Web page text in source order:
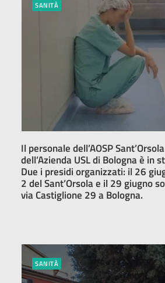
SANITÀ
Il personale dell’AOSP
dell’Azienda USL di Bologna è in
Due i presidi organizzati: il 26
2 del Sant’Orsola e il 29 giugno
via Castiglione 29 a Bologna.
SANITÀ